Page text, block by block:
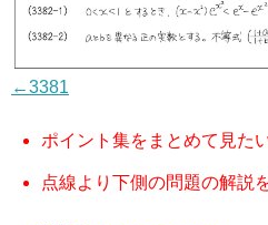
←3381
ポイント集をまとめて見た
点線より下側の問題の解説